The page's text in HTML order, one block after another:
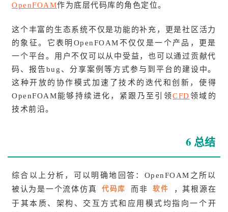
OpenFOAM作为底层代码库的角色定位。
这个丰富的生态系统不仅是功能的补充，更是社区活力
的象征。它表明OpenFOAM不仅仅是一个产品，更是
一个平台。用户不仅可以从中受益，也可以通过贡献代
码、报告bug、分享案例等方式参与到平台的建设中。
这种开放的协作模式加速了技术的迭代和创新，使得
OpenFOAM能够持续进化，紧跟乃至引领CFD领域的
技术前沿。
6 总结
综合以上分析，可以明确地回答：OpenFOAM之所以
被认为是一个流体仿真
代码库 而非 软件
，其根源在
于其本质、架构、交互方式和应用模式均指向一个开